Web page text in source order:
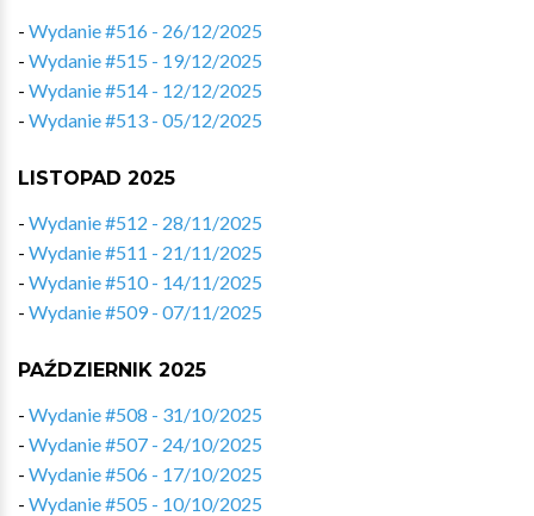
- Wydanie #516 - 26/12/2025
- Wydanie #515 - 19/12/2025
- Wydanie #514 - 12/12/2025
- Wydanie #513 - 05/12/2025
LISTOPAD 2025
- Wydanie #512 - 28/11/2025
- Wydanie #511 - 21/11/2025
- Wydanie #510 - 14/11/2025
- Wydanie #509 - 07/11/2025
PAŹDZIERNIK 2025
- Wydanie #508 - 31/10/2025
- Wydanie #507 - 24/10/2025
- Wydanie #506 - 17/10/2025
- Wydanie #505 - 10/10/2025